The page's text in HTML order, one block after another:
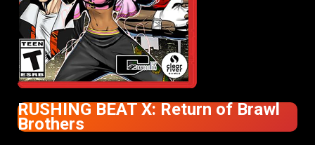
RUSHING BEAT X: Return of Brawl
Brothers